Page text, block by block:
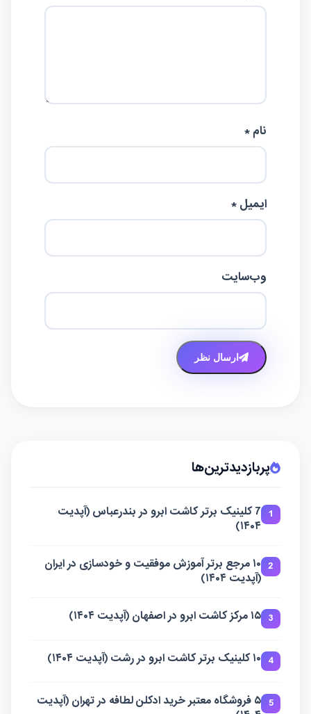
نام *
ایمیل *
وب‌سایت
ارسال نظر
پربازدیدترین‌ها
1
7 کلینیک برتر کاشت ابرو در بندرعباس (آپدیت
۱۴۰۴)
2
۱۰ مرجع برتر آموزش موفقیت و خودسازی در ایران
(آپدیت ۱۴۰۴)
3 ۱۵ مرکز کاشت ابرو در اصفهان (آپدیت ۱۴۰۴)
4 ۱۰ کلینیک برتر کاشت ابرو در رشت (آپدیت ۱۴۰۴)
5
۵ فروشگاه معتبر خرید ادکلن لطافه در تهران (آپدیت